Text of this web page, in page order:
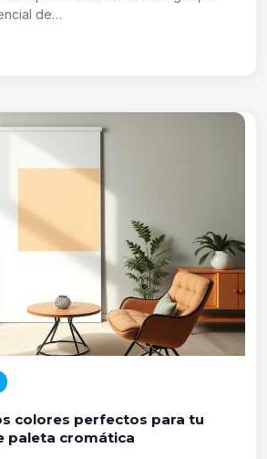
de…
colores perfectos para tu
paleta cromática